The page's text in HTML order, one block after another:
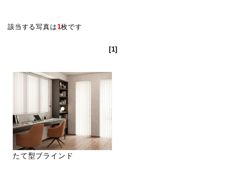
該当する写真は1枚です
[1]
たて型ブラインド